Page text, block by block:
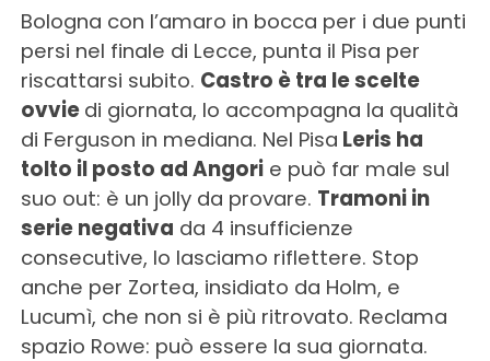
Bologna con l’amaro in bocca per i due punti
persi nel finale di Lecce, punta il Pisa per
riscattarsi subito. Castro è tra le scelte
ovvie di giornata, lo accompagna la qualità
di Ferguson in mediana. Nel Pisa Leris ha
tolto il posto ad Angorie può far male sul
suo out: è un jolly da provare. Tramoni in
serie negativa da 4 insufficienze
consecutive, lo lasciamo riflettere. Stop
anche per Zortea, insidiato da Holm, e
Lucumì, che non si è più ritrovato. Reclama
spazio Rowe: può essere la sua giornata.